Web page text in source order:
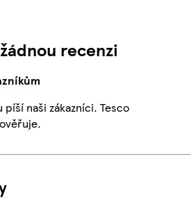
recenzi
píší naši zákazníci. Tesco